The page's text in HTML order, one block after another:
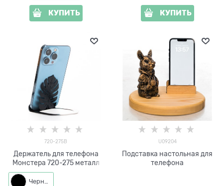
КУПИТЬ КУПИТЬ
720-275B
Держатель для телефона
Монстера 720-275 металл
Черный
U09204
Подставка настольная для
телефона